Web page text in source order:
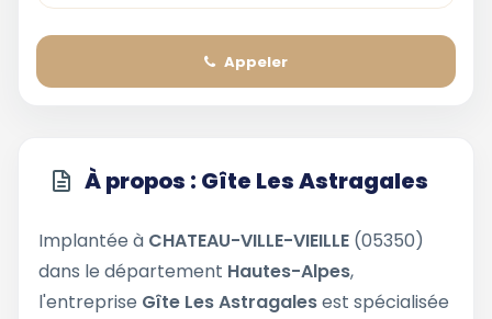
Appeler
À propos : Gîte Les Astragales
Implantée à CHATEAU-VILLE-VIEILLE (05350)
dans le département Hautes-Alpes,
l'entreprise Gîte Les Astragalesest spécialisée